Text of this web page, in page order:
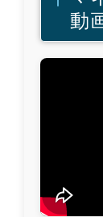
動